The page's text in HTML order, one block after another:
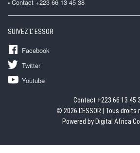
Contact +223 66 13 45 38
SUIVEZ L' ESSOR
Facebook
Twitter
Youtube
Contact +223 66 13 45
© 2026 L'ESSOR | Tous droits
Powered by Digital Africa